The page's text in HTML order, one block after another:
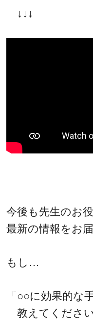
↓↓↓
今後も先生のお
最新の情報をお
もし…
「○○に効果的な
教えてください